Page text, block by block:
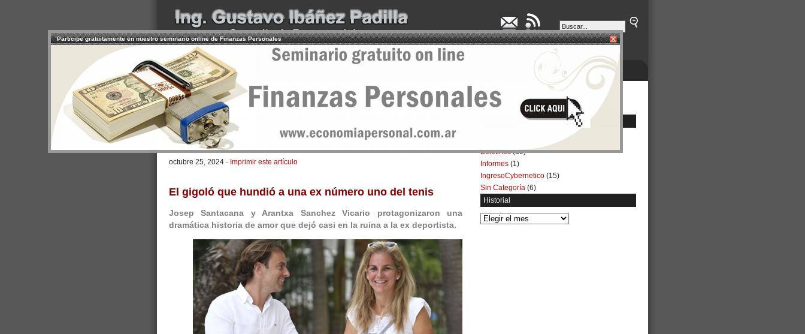
INICIO SERVICIOS BOLETINES NEGOCIOS
CONTACTO USUARIO
>Inicio/Artículos / Perdió su fortuna por no firmar un acuerdo prenupcial | Economía Personal
Perdió su fortuna por no firmar un acuerdo prenupcial
octubre 25, 2024 · Imprimir este artículo
El gigoló que hundió a una ex número uno del tenis
Josep Santacana y Arantxa Sanchez Vicario protagonizaron una
dramática historia de amor que dejó casi en la ruina a la ex deportista.
Participe gratuitamente en nuestro seminario online de Finanzas Personales
Boletines(39)
Informes (1)
IngresoCybernetico (15)
Sin Categoría (6)
Historial
Historial